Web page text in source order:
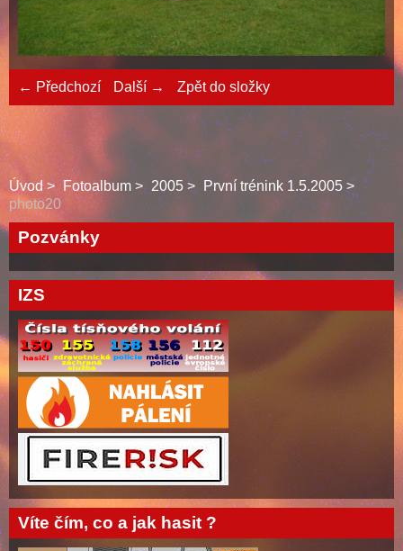
← Předchozí Další → Zpět do složky
Úvod Fotoalbum 2005
První trénink 1.5.2005
photo20
Pozvánky
IZS
Víte čím, co a jak hasit ?